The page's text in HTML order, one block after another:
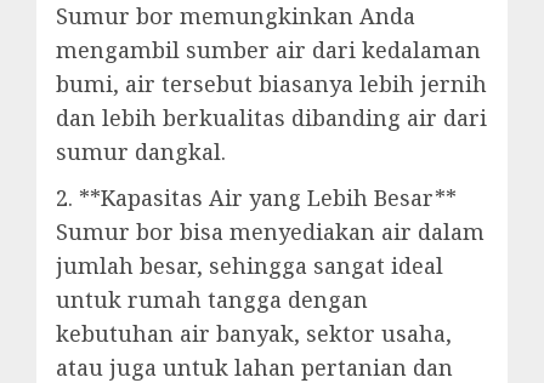
Sumur bor memungkinkan Anda
mengambil sumber air dari kedalaman
bumi, air tersebut biasanya lebih jernih
dan lebih berkualitas dibanding air dari
sumur dangkal.
2. **Kapasitas Air yang Lebih Besar**
Sumur bor bisa menyediakan air dalam
jumlah besar, sehingga sangat ideal
untuk rumah tangga dengan
kebutuhan air banyak, sektor usaha,
atau juga untuk lahan pertanian dan